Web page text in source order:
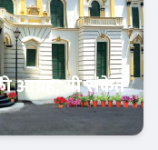
आग्रह, यी संकेत